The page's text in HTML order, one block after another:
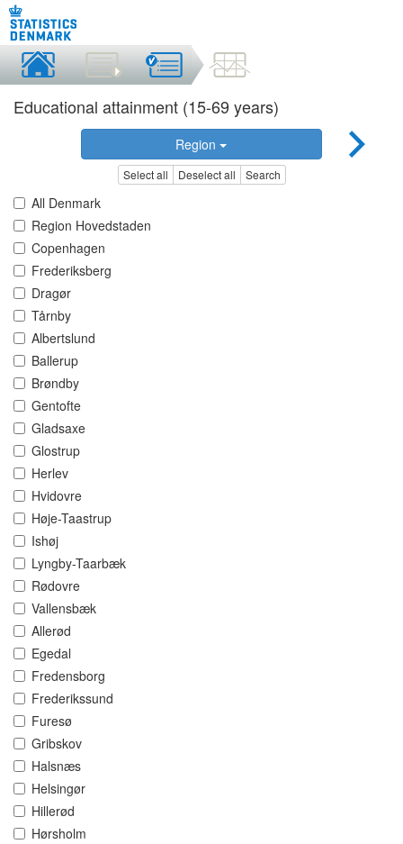
Educational attainment (15-69 years)
Region
Select all Deselect all Search
All Denmark
Region Hovedstaden
Copenhagen
Frederiksberg
Dragør
Tårnby
Albertslund
Ballerup
Brøndby
Gentofte
Gladsaxe
Glostrup
Herlev
Hvidovre
Høje-Taastrup
Ishøj
Lyngby-Taarbæk
Rødovre
Vallensbæk
Allerød
Egedal
Fredensborg
Frederikssund
Furesø
Gribskov
Halsnæs
Helsingør
Hillerød
Hørsholm